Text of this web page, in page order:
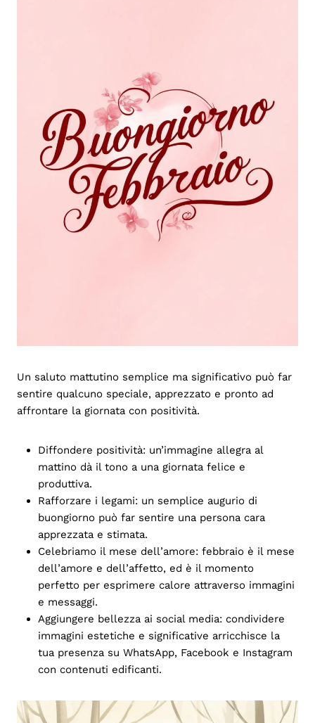
Un saluto mattutino semplice ma significativo può far
sentire qualcuno speciale, apprezzato e pronto ad
affrontare la giornata con positività.
Diffondere positività: un’immagine allegra al
mattino dà il tono a una giornata felice e
produttiva.
Rafforzare i legami: un semplice augurio di
buongiorno può far sentire una persona cara
apprezzata e stimata.
Celebriamo il mese dell’amore: febbraio è il mese
dell’amore e dell’affetto, ed è il momento
perfetto per esprimere calore attraverso immagini
e messaggi.
Aggiungere bellezza ai social media: condividere
immagini estetiche e significative arricchisce la
tua presenza su WhatsApp, Facebook e Instagram
con contenuti edificanti.